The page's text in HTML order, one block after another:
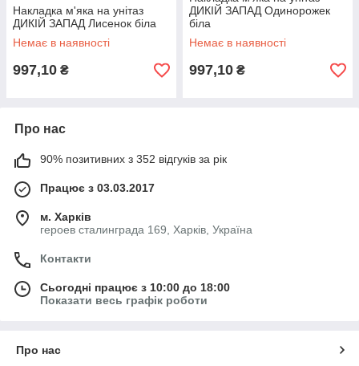
Накладка м'яка на унітаз
ДИКІЙ ЗАПАД Лисенок біла
Немає в наявності
997,10 ₴
ДИКІЙ ЗАПАД Одинорожек
біла
Немає в наявності
997,10 ₴
Про нас
90% позитивних з 352 відгуків за рік
Працює з 03.03.2017
м. Харків
героев сталинграда 169, Харків, Україна
Контакти
Сьогодні працює з 10:00 до 18:00
Показати весь графік роботи
Про нас